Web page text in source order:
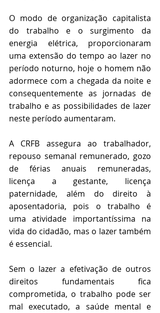
O modo de organização capitalista
do trabalho e o surgimento da
uma extensão do tempo ao lazer no
período noturno, hoje o homem não
adormece com a chegada da noite e
consequentemente as jornadas de
trabalho e as possibilidades de lazer
neste período aumentaram.
A CRFB assegura ao trabalhador,
repouso semanal remunerado, gozo
de férias anuais remuneradas,
licença a gestante, licença
paternidade, além do direito à
aposentadoria, pois o trabalho é
uma atividade importantíssima na
vida do cidadão, mas o lazer também
é essencial.
Sem o lazer a efetivação de outros
direitos fundamentais fica
comprometida, o trabalho pode ser
mal executado, a saúde mental e